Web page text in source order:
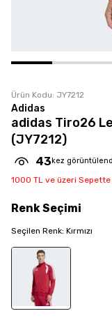
Ürün Kodu: JY7212
Adidas
adidas Tiro26
(JY7212)
43 kez
1000 TL ve üzeri
RenkSeçimi
Seçilen Renk: Kırmızı